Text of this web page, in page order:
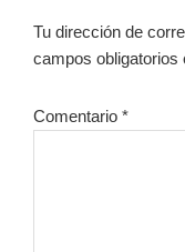
con
los
Tu dirección de
campos
Comentario *